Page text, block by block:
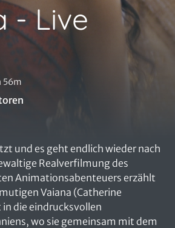
- Live
56m
und es geht endlich wieder nach
Realverfilmung des
Animationsabenteuers erzählt
Vaiana (Catherine
die eindrucksvollen
wo sie gemeinsam mit dem